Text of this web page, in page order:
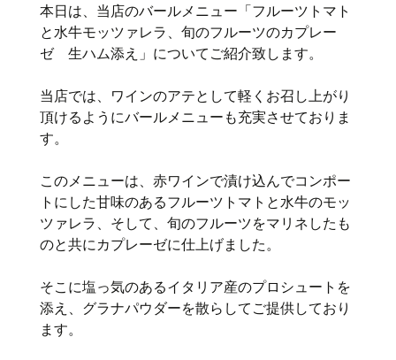
本日は、当店のバールメニュー「フルーツトマト
と水牛モッツァレラ、旬のフルーツのカプレー
ゼ 生ハム添え」についてご紹介致します。
当店では、ワインのアテとして軽くお召し上がり
頂けるようにバールメニューも充実させておりま
す。
このメニューは、赤ワインで漬け込んでコンポー
トにした甘味のあるフルーツトマトと水牛のモッ
ツァレラ、そして、旬のフルーツをマリネしたも
のと共にカプレーゼに仕上げました。
そこに塩っ気のあるイタリア産のプロシュートを
添え、グラナパウダーを散らしてご提供しており
ます。